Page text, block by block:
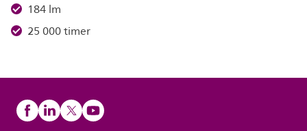
184 lm
25 000 timer